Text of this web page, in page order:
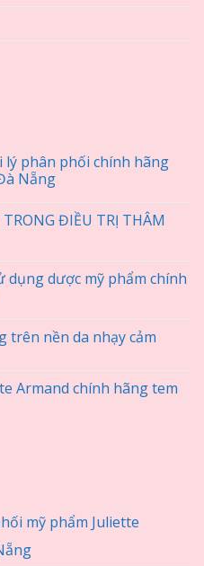
phân phối chính hãng
Nẵng
ĐIỀU TRỊ THÂM
dược mỹ phẩm chính
trên nền da nhạy cảm
Armand chính hãng tem
mỹ phẩm Juliette